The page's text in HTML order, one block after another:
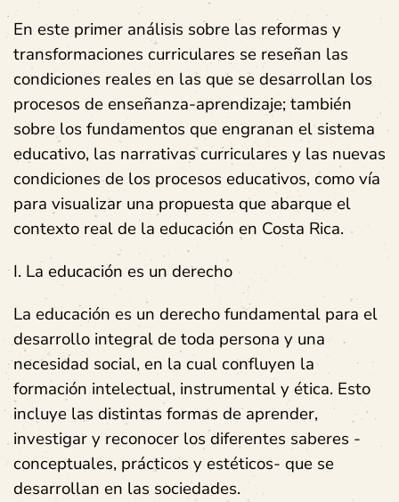
En este primer análisis sobre las reformas y
transformaciones curriculares se reseñan las
condiciones reales en las que se desarrollan los
procesos de enseñanza-aprendizaje; también
sobre los fundamentos que engranan el sistema
educativo, las narrativas curriculares y las nuevas
condiciones de los procesos educativos, como vía
para visualizar una propuesta que abarque el
contexto real de la educación en Costa Rica.
I. La educación es un derecho
La educación es un derecho fundamental para el
desarrollo integral de toda persona y una
necesidad social, en la cual confluyen la
formación intelectual, instrumental y ética. Esto
incluye las distintas formas de aprender,
investigar y reconocer los diferentes saberes -
conceptuales, prácticos y estéticos- que se
desarrollan en las sociedades.